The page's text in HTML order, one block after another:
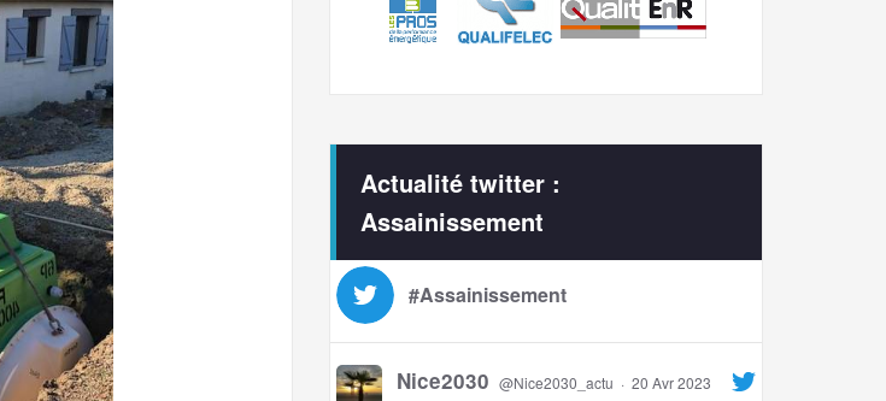
Actualité twitter :
Assainissement
#Assainissement
Nice2030 @Nice2030_actu · 20 Avr 2023